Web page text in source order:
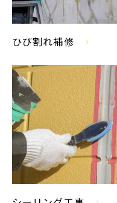
ひび割れ補修